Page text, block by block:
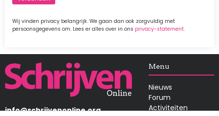
Wij vinden privacy belangrijk. We gaan dan ook zorgvuldig met
persoonsgegevens om. Lees er alles over in ons privacy-statement.
Afbeelding
info@schrijvenonline.org
Menu
Nieuws
Forum
Activiteiten